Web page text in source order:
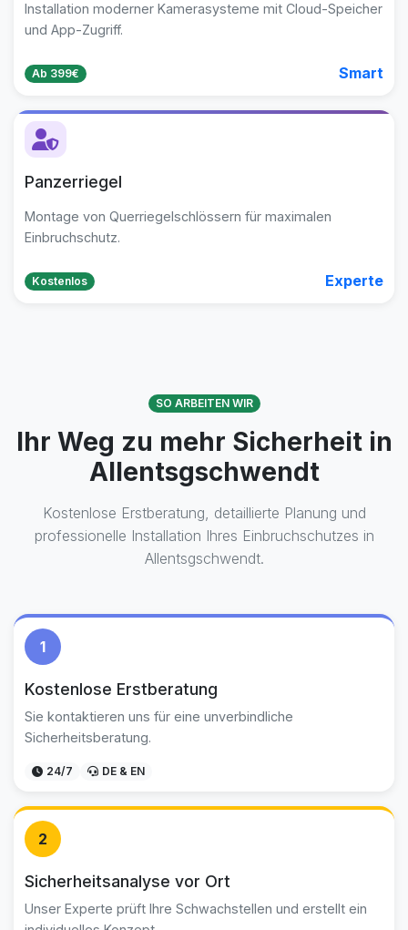
Installation moderner Kamerasysteme mit Cloud-Speicher
und App-Zugriff.
Ab 399€ Smart
Panzerriegel
Montage von Querriegelschlössern für maximalen
Einbruchschutz.
Kostenlos Experte
SO ARBEITEN WIR
Ihr Weg zu mehr Sicherheit in
Allentsgschwendt
Kostenlose Erstberatung, detaillierte Planung und
professionelle Installation Ihres Einbruchschutzes in
Allentsgschwendt.
1
Kostenlose Erstberatung
Sie kontaktieren uns für eine unverbindliche
Sicherheitsberatung.
24/7 DE & EN
2
Sicherheitsanalyse vor Ort
Unser Experte prüft Ihre Schwachstellen und erstellt ein